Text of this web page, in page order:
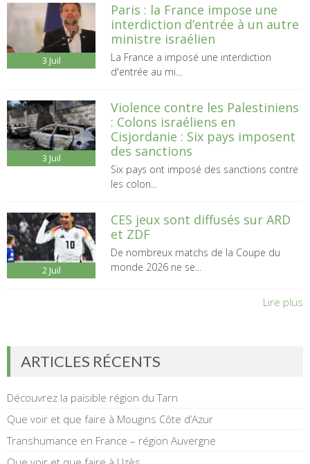
3 Juil
Paris : la France impose une
interdiction d’entrée à un autre
ministre israélien
La France a imposé une interdiction
d'entrée au mi...
3 Juil
Violence contre les Palestiniens
: Colons israéliens en
Cisjordanie : Six pays imposent
des sanctions
Six pays ont imposé des sanctions contre
les colon...
2 Juil
CES jeux sont diffusés sur ARD
et ZDF
De nombreux matchs de la Coupe du
monde 2026 ne se...
Lire plus
ARTICLES RÉCENTS
Découvrez la paisible région du Tarn
Que voir et que faire à Mougins Côte d’Azur
Transhumance en France – région Auvergne